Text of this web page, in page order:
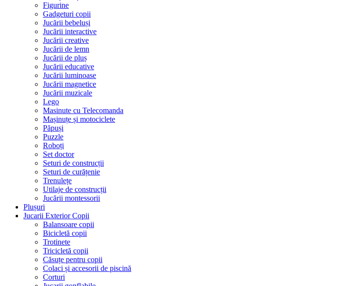
Figurine
Gadgeturi copii
Jucării bebeluși
Jucării interactive
Jucării creative
Jucării de lemn
Jucării de pluș
Jucării educative
Jucării luminoase
Jucării magnetice
Jucării muzicale
Lego
Masinute cu Telecomanda
Mașinuțe și motociclete
Păpuși
Puzzle
Roboți
Set doctor
Seturi de construcții
Seturi de curățenie
Trenulețe
Utilaje de construcții
Jucării montessorii
Plușuri
Jucarii Exterior Copii
Balansoare copii
Bicicletă copii
Trotinete
Tricicletă copii
Căsuțe pentru copii
Colaci și accesorii de piscină
Corturi